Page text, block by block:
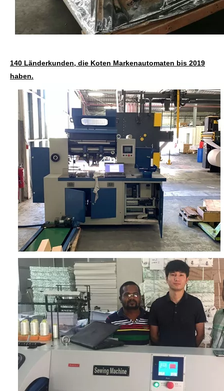
140 Länderkunden, die Koten Markenautomaten bis 2019
haben.